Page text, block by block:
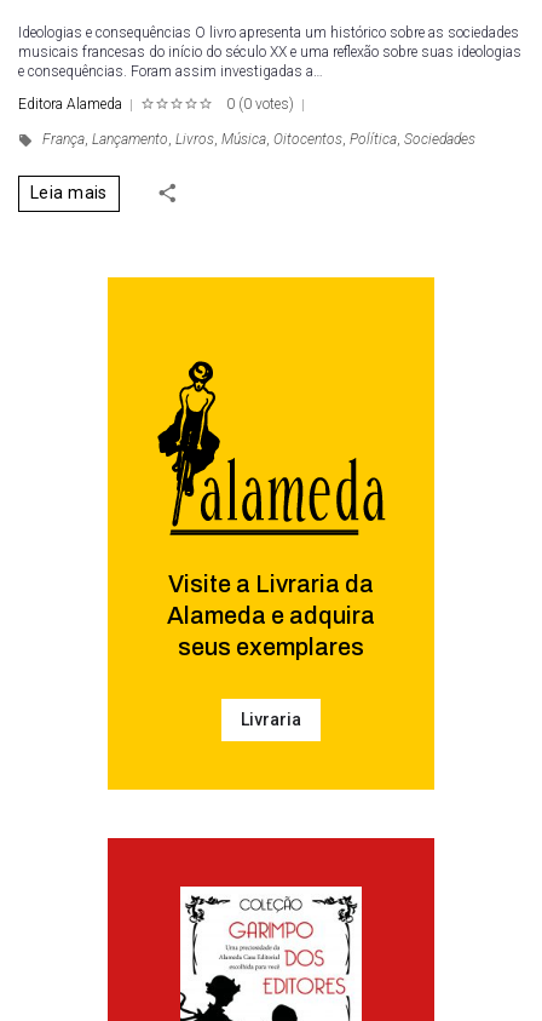
Ideologias e consequências O livro apresenta um histórico sobre as sociedades
musicais francesas do início do século XX e uma reflexão sobre suas ideologias
e consequências. Foram assim investigadas a…
Editora Alameda
0 (0 votes)
França, Lançamento, Livros, Música, Oitocentos, Política, Sociedades
Leia mais
Visite a Livraria da
Alameda e adquira
seus exemplares
Livraria